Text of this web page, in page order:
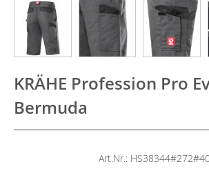
KRÄHE Profession Pro
Bermuda
Art.Nr.: